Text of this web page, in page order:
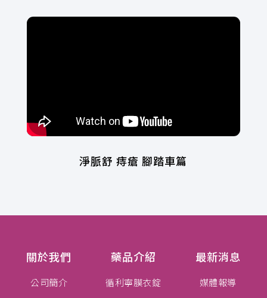
淨脈舒 痔瘡 腳踏車篇
關於我們
公司簡介
藥品介紹
循利寧膜衣錠
最新消息
媒體報導